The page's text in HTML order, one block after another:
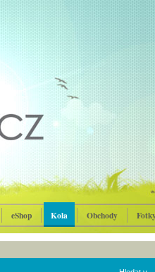
eShop Kola Obchody